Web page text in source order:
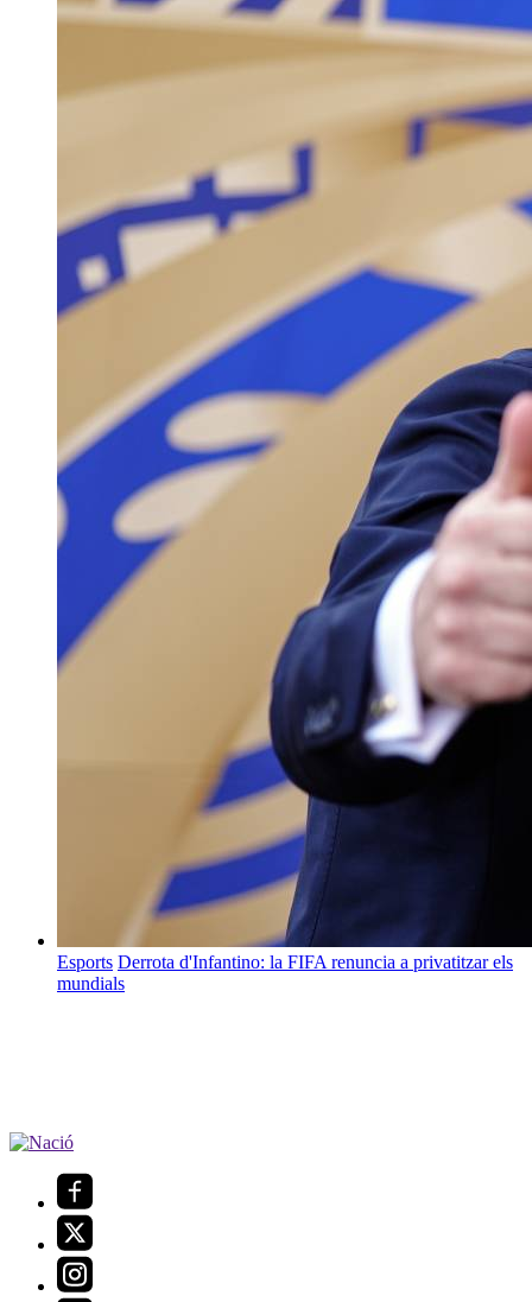
Esports Derrota d'Infantino: la FIFA renuncia a privatitzar els
mundials